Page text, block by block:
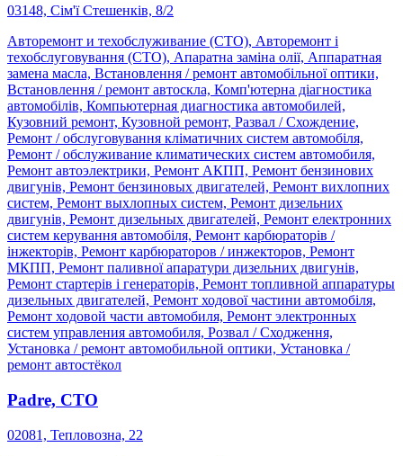
03148, Сім'ї Стешенків, 8/2
Авторемонт и техобслуживание (СТО), Авторемонт і
техобслуговування (СТО), Апаратна заміна олії, Аппаратная
замена масла, Встановлення / ремонт автомобільної оптики,
Встановлення / ремонт автоскла, Комп'ютерна діагностика
автомобілів, Компьютерная диагностика автомобилей,
Кузовний ремонт, Кузовной ремонт, Развал / Схождение,
Ремонт / обслуговування кліматичних систем автомобіля,
Ремонт / обслуживание климатических систем автомобиля,
Ремонт автоэлектрики, Ремонт АКПП, Ремонт бензинових
двигунів, Ремонт бензиновых двигателей, Ремонт вихлопних
систем, Ремонт выхлопных систем, Ремонт дизельних
двигунів, Ремонт дизельных двигателей, Ремонт електронних
систем керування автомобіля, Ремонт карбюраторів /
інжекторів, Ремонт карбюраторов / инжекторов, Ремонт
МКПП, Ремонт паливної апаратури дизельних двигунів,
Ремонт стартерів і генераторів, Ремонт топливной аппаратуры
дизельных двигателей, Ремонт ходової частини автомобіля,
Ремонт ходовой части автомобиля, Ремонт электронных
систем управления автомобиля, Розвал / Сходження,
Установка / ремонт автомобильной оптики, Установка /
ремонт автостёкол
Padre, СТО
02081, Тепловозна, 22